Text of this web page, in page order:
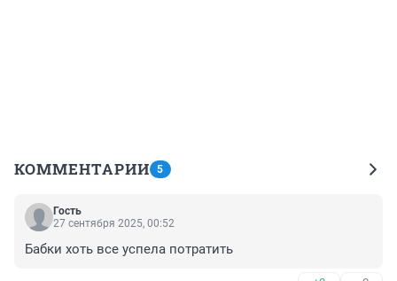
КОММЕНТАРИИ 5
Гость
27 сентября 2025, 00:52
Бабки хоть все успела потратить